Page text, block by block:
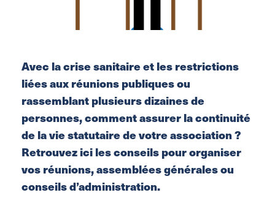
Avec la crise sanitaire et les restrictions
liées aux réunions publiques ou
rassemblant plusieurs dizaines de
personnes, comment assurer la continuité
de la vie statutaire de votre association ?
Retrouvez ici les conseils pour organiser
vos réunions, assemblées générales ou
conseils d’administration.